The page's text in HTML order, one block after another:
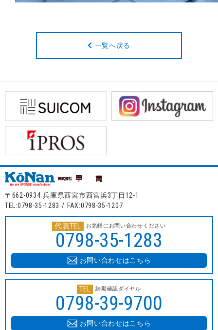
一覧へ戻る
〒662-0934 兵庫県西宮市西宮浜3丁目12-1
TEL:0798-35-1283 / FAX:0798-35-1207
代表TEL お気軽にお問い合わせください
0798-35-1283
お問い合わせはこちら
TEL 納期確認ダイヤル
0798-39-9700
お問い合わせはこちら